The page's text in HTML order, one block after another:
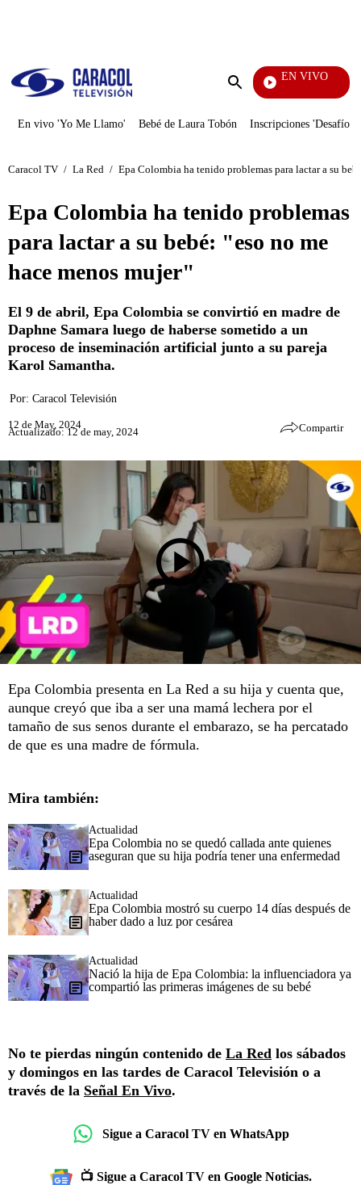
Enviar
EN VIVO
Ciudad Lejana
En vivo 'Yo Me Llamo' Bebé de Laura Tobón Inscripciones 'Desafío'
Caracol TV / La Red / Epa Colombia ha tenido problemas para lactar a su
Epa Colombia ha tenido problemas
para lactar a su bebé: "eso no me
hace menos mujer"
El 9 de abril, Epa Colombia se convirtió en madre de
Daphne Samara luego de haberse sometido a un
proceso de inseminación artificial junto a su pareja
Karol Samantha.
Por: Caracol Televisión
12 de May, 2024
Actualizado: 12 de may, 2024 Compartir
Epa Colombia presenta en La Red a su hija y cuenta que,
aunque creyó que iba a ser una mamá lechera por el
tamaño de sus senos durante el embarazo, se ha percatado
de que es una madre de fórmula.
Mira también:
Actualidad
Epa Colombia no se quedó callada ante quienes
aseguran que su hija podría tener una enfermedad
Actualidad
Epa Colombia mostró su cuerpo 14 días después de
haber dado a luz por cesárea
Actualidad
Nació la hija de Epa Colombia: la influenciadora ya
compartió las primeras imágenes de su bebé
No te pierdas ningún contenido de La Red los sábados
y domingos en las tardes de Caracol Televisión o a
través de la Señal En Vivo.
Sigue a Caracol TV en WhatsApp
📺 Sigue a Caracol TV en Google Noticias.